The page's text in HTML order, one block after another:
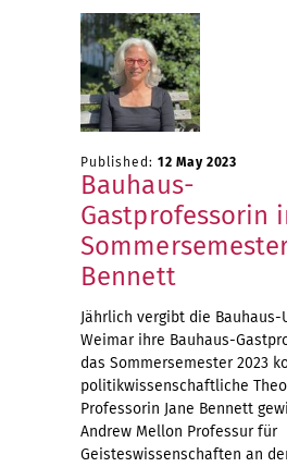
Published: 12 May 2023
Bauhaus-
Gastprofessorin
Bennett
Jährlich vergibt die
Weimar ihre Bauhaus-
das Sommersemester 2023
politikwissenschaftliche
Professorin Jane Bennett
Andrew Mellon Professur für
Geisteswissenschaften an